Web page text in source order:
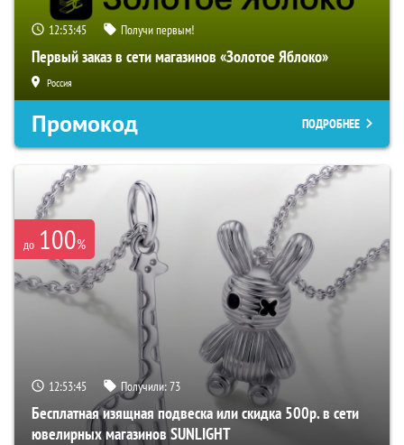
12:53:44 Получи первым!
Первый заказ в сети магазинов «Золотое Яблоко»
Россия
Промокод ПОДРОБНЕЕ
до 100%
12:53:44 Получили:73
Бесплатная изящная подвеска или скидка 500р. в сети
ювелирных магазинов SUNLIGHT